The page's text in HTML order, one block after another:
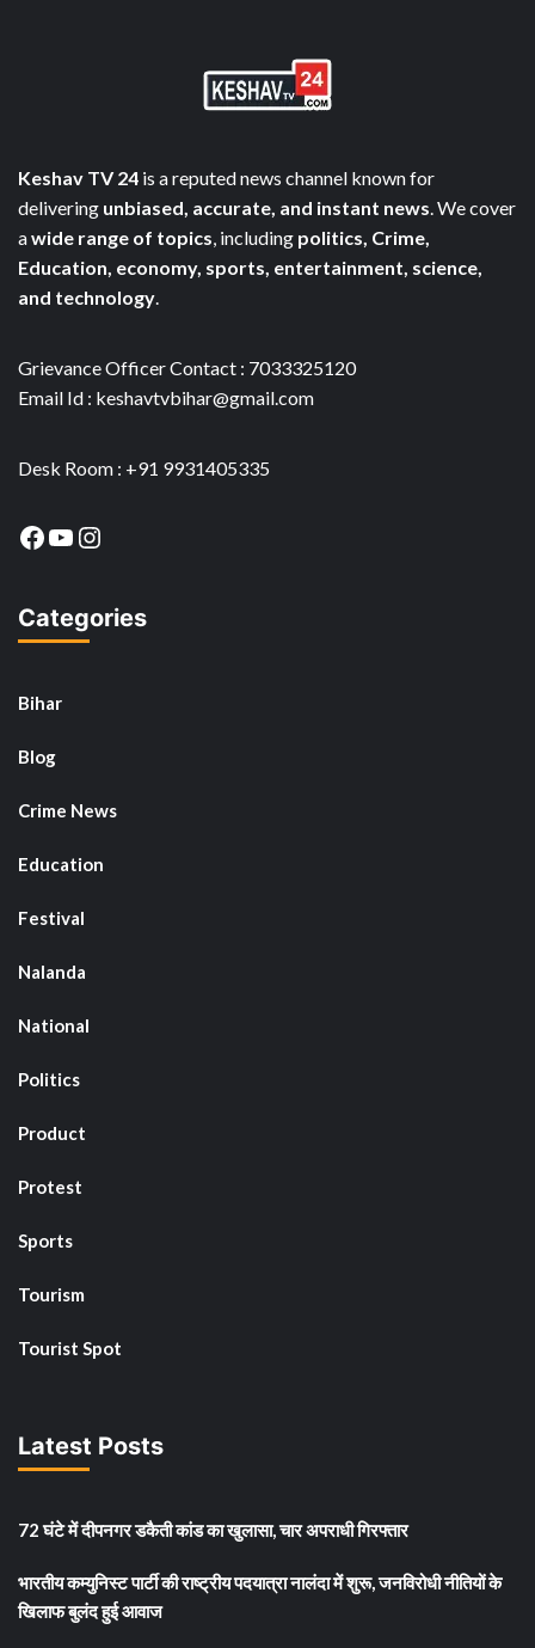
Keshav TV 24 is a reputed news channel known for
delivering unbiased, accurate, and instant news. We cover
awide range of topics, including politics, Crime,
Education, economy, sports, entertainment, science,
and technology.
Grievance Officer Contact : 7033325120
Email Id : keshavtvbihar@gmail.com
Desk Room : +91 9931405335
Facebook
YouTube
Instagram
Categories
Bihar
Blog
Crime News
Education
Festival
Nalanda
National
Politics
Product
Protest
Sports
Tourism
Tourist Spot
Latest Posts
72 घंटे में दीपनगर डकैती कांड का खुलासा, चार अपराधी गिरफ्तार
भारतीय कम्युनिस्ट पार्टी की राष्ट्रीय पदयात्रा नालंदा में शुरू, जनविरोधी नीतियों के
खिलाफ बुलंद हुई आवाज